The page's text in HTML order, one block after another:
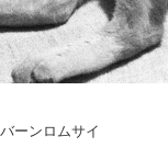
ーンロムサイ